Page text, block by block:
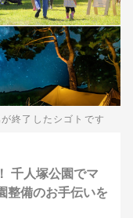
終了したシゴトです
千人塚公園でマ
整備のお手伝いを